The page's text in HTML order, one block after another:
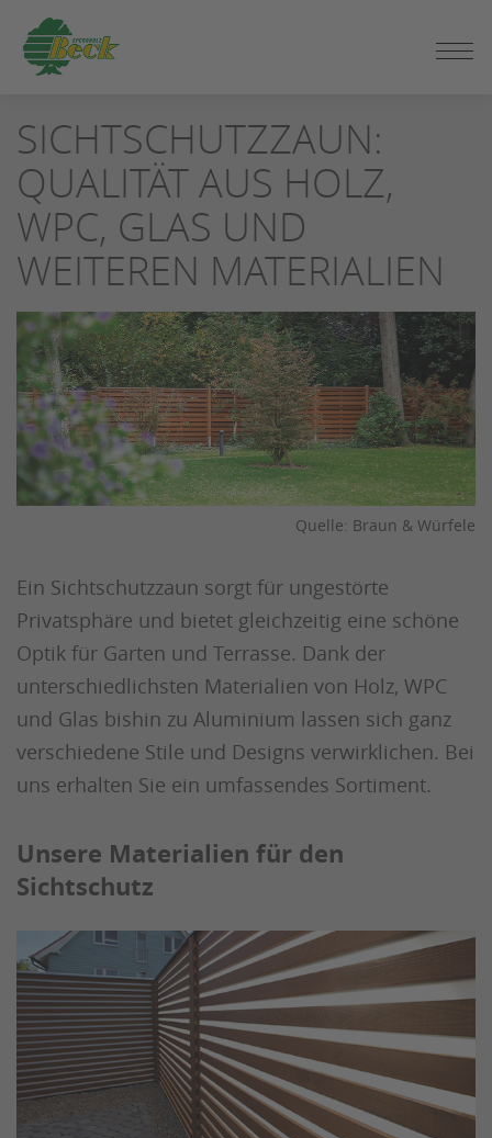
SEITENINHALT
SPRINGEN
SICHTSCHUTZZAUN:
QUALITÄT AUS HOLZ,
WPC, GLAS UND
WEITEREN MATERIALIEN
Quelle: Braun & Würfele
Ein Sichtschutzzaun sorgt für ungestörte
Privatsphäre und bietet gleichzeitig eine schöne
Optik für Garten und Terrasse. Dank der
unterschiedlichsten Materialien von Holz, WPC
und Glas bishin zu Aluminium lassen sich ganz
verschiedene Stile und Designs verwirklichen. Bei
uns erhalten Sie ein umfassendes Sortiment.
Unsere Materialien für den
Sichtschutz